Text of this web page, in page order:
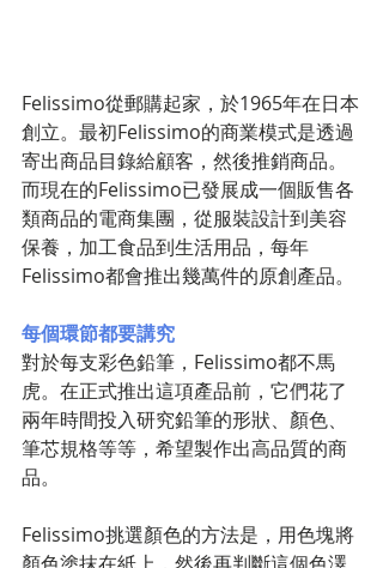
Felissimo從郵購起家，於1965年在日本
創立。最初Felissimo的商業模式是透過
寄出商品目錄給顧客，然後推銷商品。
而現在的Felissimo已發展成一個販售各
類商品的電商集團，從服裝設計到美容
保養，加工食品到生活用品，每年
Felissimo都會推出幾萬件的原創產品。
每個環節都要講究
對於每支彩色鉛筆，Felissimo都不馬
虎。在正式推出這項產品前，它們花了
兩年時間投入研究鉛筆的形狀、顏色、
筆芯規格等等，希望製作出高品質的商
品。
Felissimo挑選顏色的方法是，用色塊將